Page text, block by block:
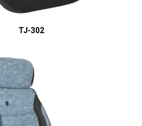
ÜRÜN DETAYINI GÖR
TJ-302